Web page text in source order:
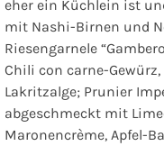
eher ein Küchlein ist
mit Nashi-Birnen und
Riesengarnele
Chili con carne-
Lakritzalge; Prunier
abgeschmeckt mit
Maronencrème, Apfel-